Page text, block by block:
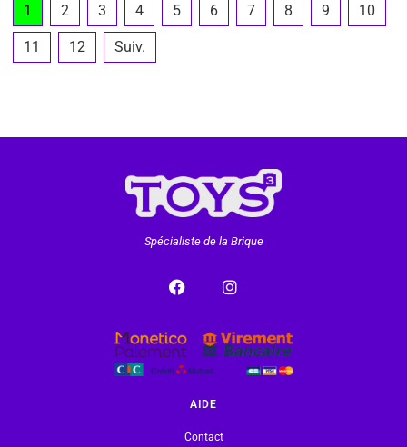
1 2 3 4 5 6 7 8 9 10
11 12 Suiv.
Spécialiste de la Brique
AIDE
Contact